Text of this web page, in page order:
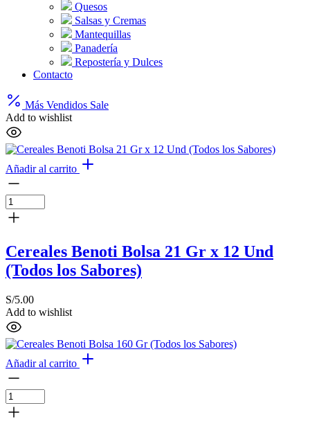
Quesos
Salsas y Cremas
Mantequillas
Panadería
Repostería y Dulces
Contacto
Más Vendidos Sale
Add to wishlist
Añadir al carrito
Cereales Benoti Bolsa 21 Gr x 12 Und
(Todos los Sabores)
S/5.00
Add to wishlist
Añadir al carrito